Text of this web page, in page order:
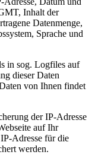
Inhalt der
Datenmenge,
Sprache und
in sog. Logfiles auf
dieser Daten
von Ihnen findet
der IP-Adresse
auf Ihr
Adresse für die
werden.